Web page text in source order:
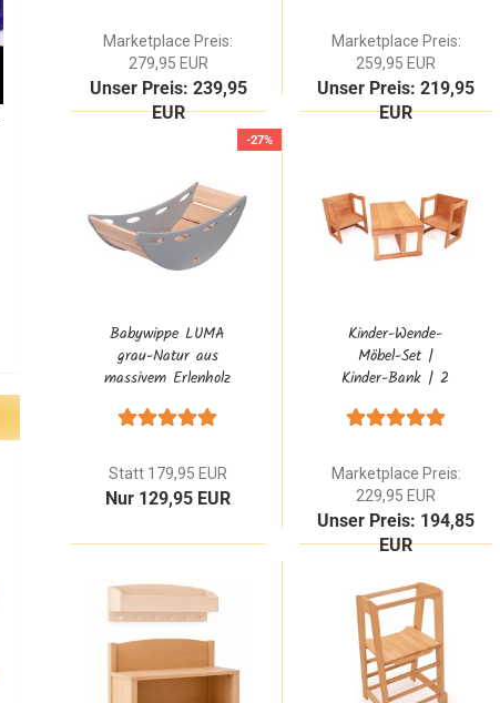
Marketplace Preis:
279,95 EUR
Unser Preis: 239,95
EUR
Marketplace Preis:
259,95 EUR
Unser Preis: 219,95
EUR
-27%
Babywippe LUMA
grau-Natur aus
massivem Erlenholz
Kleinkinder
Statt 179,95 EUR
Nur 129,95 EUR
Kinder-Wende-
Möbel-Set |
Kinder-Bank | 2
Regalsystem 8039
Marketplace Preis:
229,95 EUR
Unser Preis: 194,85
EUR